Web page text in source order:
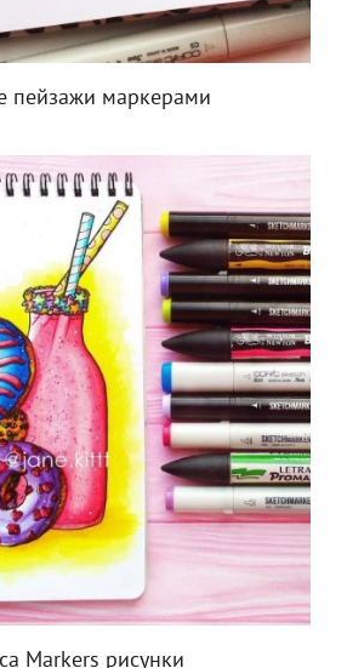
пейзажи маркерами
Markers рисунки